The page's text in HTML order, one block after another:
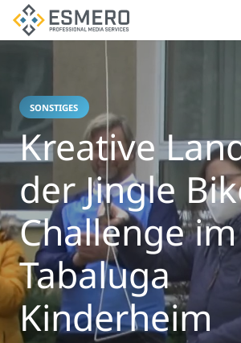
SONSTIGES
Kreative
der Jingle
Challenge im
Tabaluga
Kinderheim